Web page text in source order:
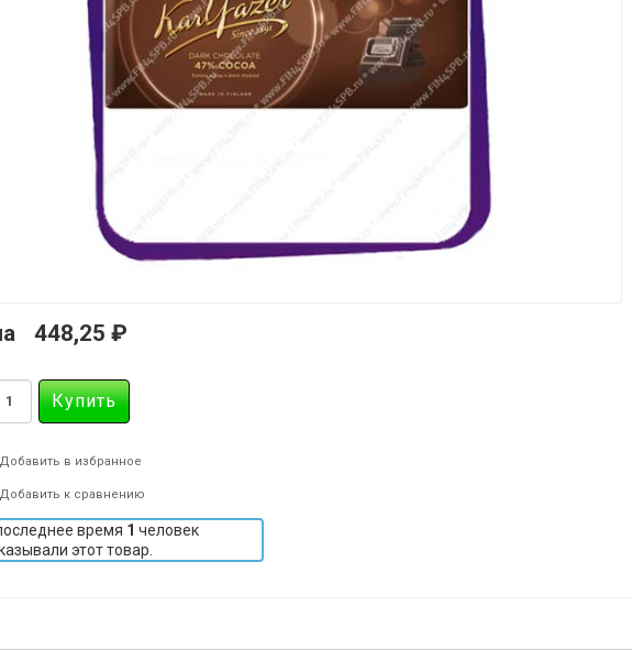
448,25 ₽
Добавить в избранное
Добавить к сравнению
время 1 человек
этот товар.